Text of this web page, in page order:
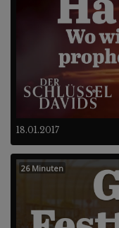
18.01.2017
26 Minuten